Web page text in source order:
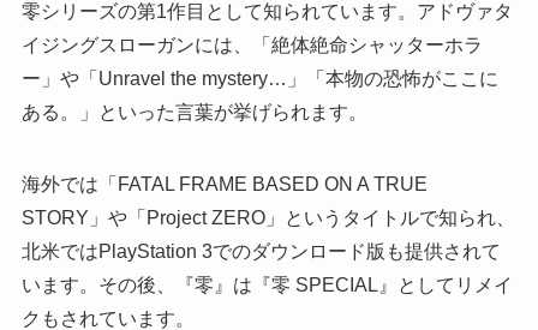
零シリーズの第1作目として知られています。アドヴァタ
イジングスローガンには、「絶体絶命シャッターホラ
ー」や「Unravel the mystery…」「本物の恐怖がここに
ある。」といった言葉が挙げられます。
海外では「FATAL FRAME BASED ON A TRUE
STORY」や「Project ZERO」というタイトルで知られ、
北米ではPlayStation 3でのダウンロード版も提供されて
います。その後、『零』は『零 SPECIAL』としてリメイ
クもされています。